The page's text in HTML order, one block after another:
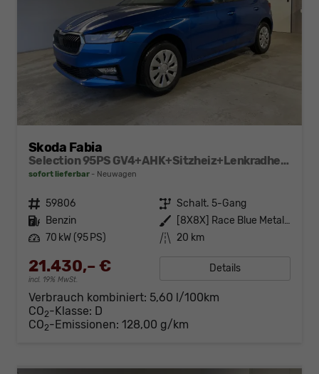
Skoda Fabia
Selection 95PS GV4+AHK+Sitzheiz+Lenkradheiz+Climatronic+Tempomat+PDC
sofort lieferbar Neuwagen
Fahrzeugnr. 59806 Getriebe Schalt. 5-Gang
Kraftstoff Benzin Außenfarbe
[8X8X] Race Blue Metallic
Leistung 70 kW (95 PS) Kilometerstand 20 km
21.430,– €
incl. 19% MwSt.
Details
Verbrauch kombiniert: 5,60 l/100km
CO2-Klasse: D
CO2-Emissionen: 128,00 g/km